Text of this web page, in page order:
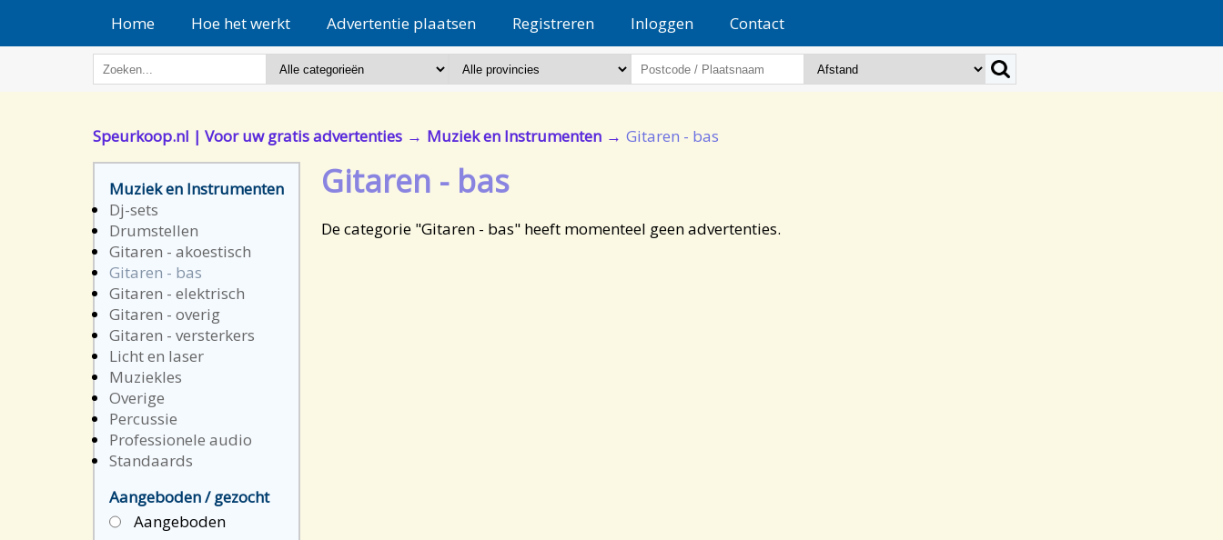
Home Hoe het werkt Advertentie plaatsen Registreren Inloggen Contact
Speurkoop.nl | Voor uw gratis advertenties Muziek en Instrumenten Gitaren - bas
Muziek en Instrumenten
Dj-sets
Drumstellen
Gitaren - akoestisch
Gitaren - bas
Gitaren - elektrisch
Gitaren - overig
Gitaren - versterkers
Licht en laser
Muziekles
Overige
Percussie
Professionele audio
Standaards
Aangeboden / gezocht
Aangeboden
Gitaren - bas
De categorie "Gitaren - bas" heeft momenteel geen advertenties.